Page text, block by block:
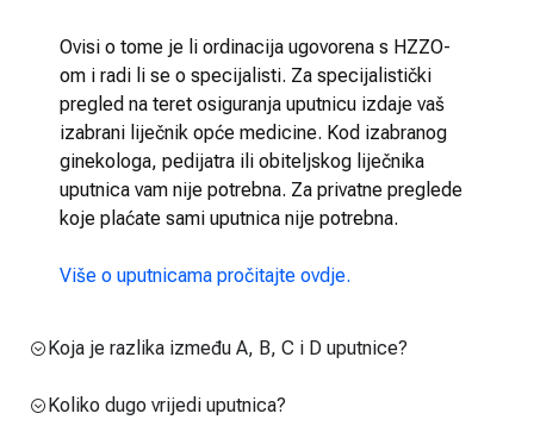
Ovisi o tome je li ordinacija ugovorena s HZZO-
om i radi li se o specijalisti. Za specijalistički
pregled na teret osiguranja uputnicu izdaje vaš
izabrani liječnik opće medicine. Kod izabranog
ginekologa, pedijatra ili obiteljskog liječnika
uputnica vam nije potrebna. Za privatne preglede
koje plaćate sami uputnica nije potrebna.
Više o uputnicama pročitajte ovdje.
Koja je razlika između A, B, C i D uputnice?
Koliko dugo vrijedi uputnica?